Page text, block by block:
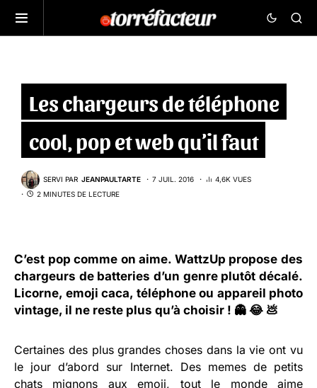
Les chargeurs de téléphone
cool, pop et web qu’il faut
SERVI PAR JEANPAULTARTE 7 JUIL. 2016
4,6K VUES
2 MINUTES DE LECTURE
C’est pop comme on aime. WattzUp propose des
chargeurs de batteries d’un genre plutôt décalé.
Licorne, emoji caca, téléphone ou appareil photo
vintage, il ne reste plus qu’à choisir ! 👻 😂 💩
Certaines des plus grandes choses dans la vie ont vu
le jour d’abord sur Internet. Des memes de petits
chats mignons aux emoji, tout le monde aime